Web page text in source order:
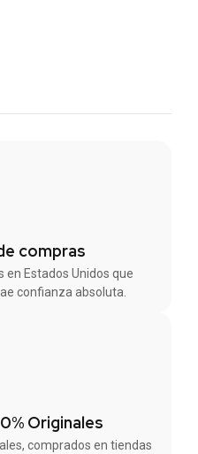
compras
Estados Unidos que
confianza absoluta.
Originales
comprados en tiendas